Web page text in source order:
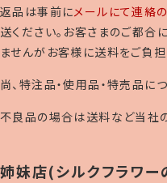
返品は事前にメールにて連絡
送ください。お客さまのご都合
ませんがお客様に送料をご負担
尚、特注品・使用品・特売品に
不良品の場合は送料など当社
姉妹店(シルクフラワー